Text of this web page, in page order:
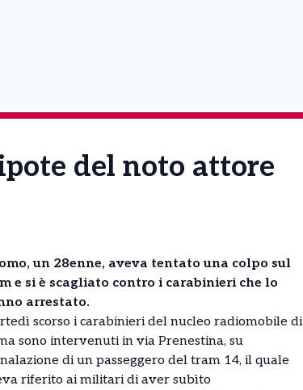
del noto attore
un 28enne, aveva tentato una colpo sul
e si è scagliato contro i carabinieri che lo
arrestato.
scorso i carabinieri del nucleo radiomobile di
sono intervenuti in via Prenestina, su
di un passeggero del tram 14, il quale
riferito ai militari di aver subìto